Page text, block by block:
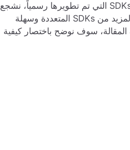
المطورين، ي embrace Logto وتقدر تفاعل مجتمعنا. بالإضافة إلى SDKs Logto التي تم تطويرها رسمياً، نشجع
ونرحب بحرارة بالمطورين من المجتمع للمساهمة بخبراتهم من خلال إنشاء المزيد من SDKs المتعددة وسهلة
المقالة، سوف نوضح باختصار كيفية